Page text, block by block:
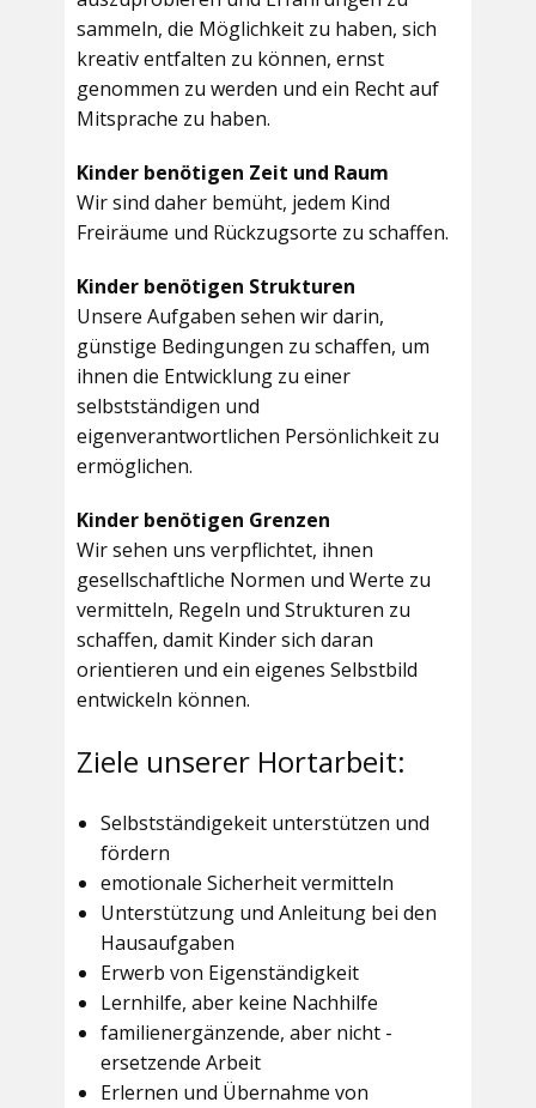
sammeln, die Möglichkeit zu haben, sich
kreativ entfalten zu können, ernst
genommen zu werden und ein Recht auf
Mitsprache zu haben.
Kinder benötigen Zeit und Raum
Wir sind daher bemüht, jedem Kind
Freiräume und Rückzugsorte zu schaffen.
Kinder benötigen Strukturen
Unsere Aufgaben sehen wir darin,
günstige Bedingungen zu schaffen, um
ihnen die Entwicklung zu einer
selbstständigen und
eigenverantwortlichen Persönlichkeit zu
ermöglichen.
Kinder benötigen Grenzen
Wir sehen uns verpflichtet, ihnen
gesellschaftliche Normen und Werte zu
vermitteln, Regeln und Strukturen zu
schaffen, damit Kinder sich daran
orientieren und ein eigenes Selbstbild
entwickeln können.
Ziele unserer Hortarbeit:
Selbstständigekeit unterstützen und
fördern
emotionale Sicherheit vermitteln
Unterstützung und Anleitung bei den
Hausaufgaben
Erwerb von Eigenständigkeit
Lernhilfe, aber keine Nachhilfe
familienergänzende, aber nicht -
ersetzende Arbeit
Erlernen und Übernahme von